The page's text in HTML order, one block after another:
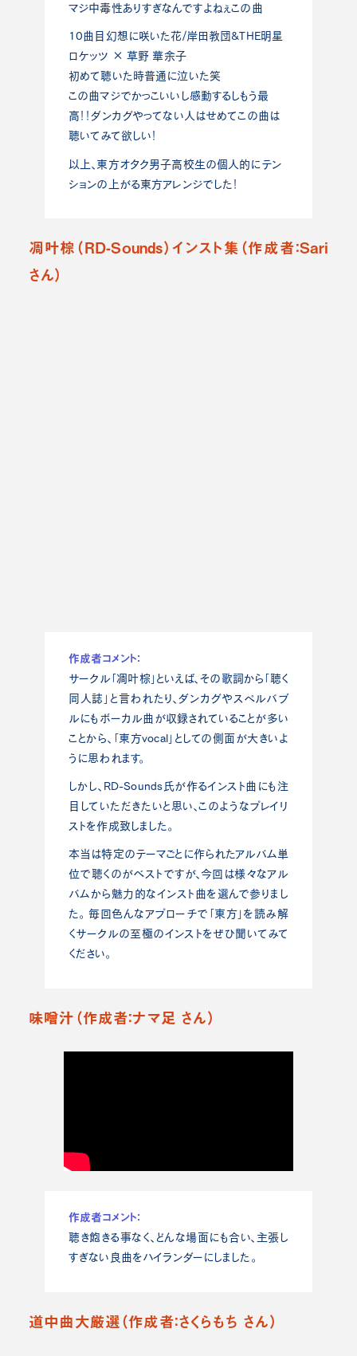
マジ中毒性ありすぎなんですよねぇこの曲
10曲目幻想に咲いた花/岸田教団&THE明星
ロケッツ × 草野 華余子
初めて聴いた時普通に泣いた笑
この曲マジでかっこいいし感動するしもう最
高！！ダンカグやってない人はせめてこの曲は
聴いてみて欲しい！
以上、東方オタク男子高校生の個人的にテン
ションの上がる東方アレンジでした！
凋叶棕（RD-Sounds）インスト集（作成者：Sari
さん）
作成者コメント：
サークル「凋叶棕」といえば、その歌詞から「聴く
同人誌」と言われたり、ダンカグやスペルバブ
ルにもボーカル曲が収録されていることが多い
ことから、「東方vocal」としての側面が大きいよ
うに思われます。
しかし、RD-Sounds氏が作るインスト曲にも注
目していただきたいと思い、このようなプレイリ
ストを作成致しました。
本当は特定のテーマごとに作られたアルバム単
位で聴くのがベストですが、今回は様々なアル
バムから魅力的なインスト曲を選んで参りまし
た。 毎回色んなアプローチで「東方」を読み解
くサークルの至極のインストをぜひ聞いてみて
ください。
味噌汁（作成者：ナマ足 さん）
作成者コメント：
聴き飽きる事なく、どんな場面にも合い、主張し
すぎない良曲をハイランダーにしました。
道中曲大厳選（作成者：さくらもち さん）